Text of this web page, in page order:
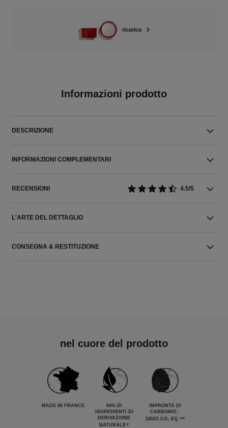
ricarica
Informazioni prodotto
DESCRIZIONE
INFORMAZIONI COMPLEMENTARI
RECENSIONI 4.5/5
L'ARTE DEL DETTAGLIO
CONSEGNA & RESTITUZIONE
nel cuore del prodotto
MADE IN FRANCE
94% DI
INGREDIENTI DI
DERIVAZIONE
NATURALE*
IMPRONTA DI
CARBONIO :
1002G.CO₂ EQ. **